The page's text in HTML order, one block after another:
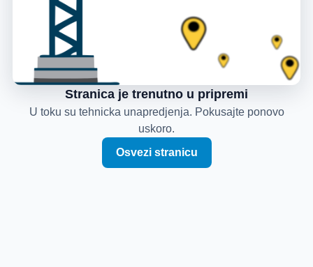
Stranica je trenutno u pripremi
U toku su tehnicka unapredjenja. Pokusajte ponovo
uskoro.
Osvezi stranicu